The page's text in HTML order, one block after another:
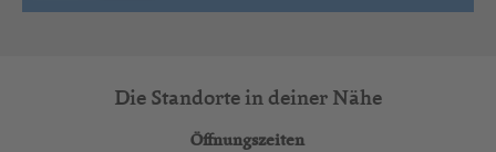
Die Standorte in deiner Nähe
Öffnungszeiten